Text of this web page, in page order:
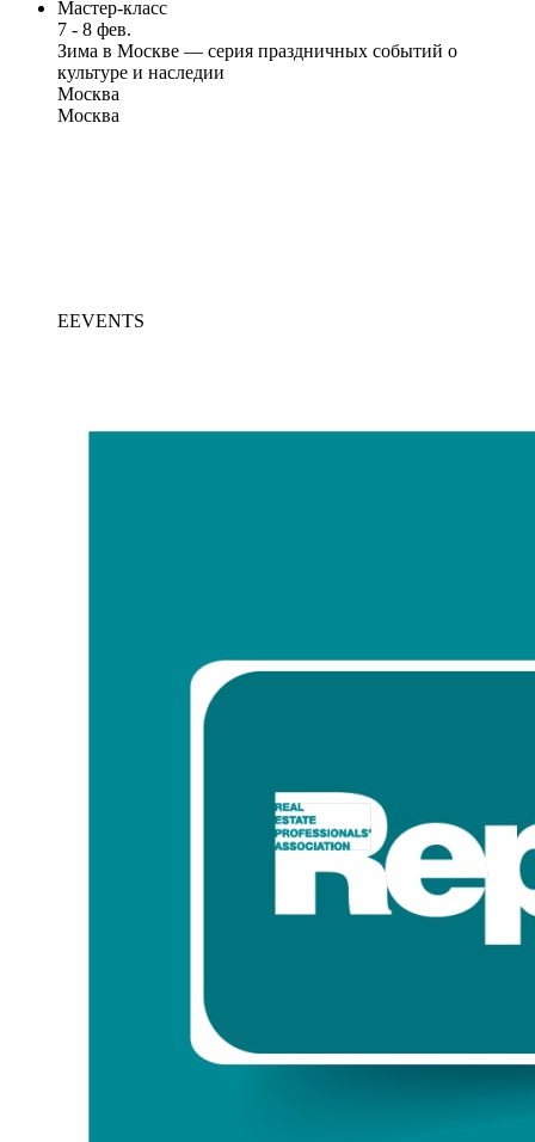
Мастер-класс
7 - 8 фев.
Зима в Москве — серия праздничных событий о
культуре и наследии
Москва
Москва
EEVENTS